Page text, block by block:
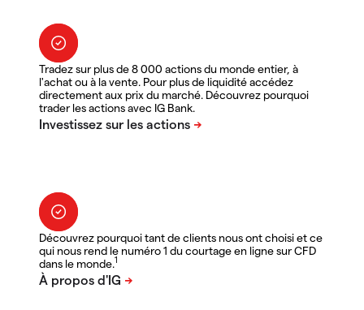
Tradez sur plus de 8 000 actions du monde entier, à
l'achat ou à la vente. Pour plus de liquidité accédez
directement aux prix du marché. Découvrez pourquoi
trader les actions avec IG Bank.
Découvrez pourquoi tant de clients nous ont choisi et ce
qui nous rend le numéro 1 du courtage en ligne sur CFD
dans le monde.1